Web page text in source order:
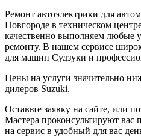
Ремонт автоэлектрики для
Новгороде в техническом
качественно выполняем любые
ремонту. В нашем сервисе
для машин Судзуки и
Цены на услуги значительно
дилеров Suzuki.
Оставьте заявку на сайте, или
Мастера проконсультируют вас
на сервис в удобный для вас